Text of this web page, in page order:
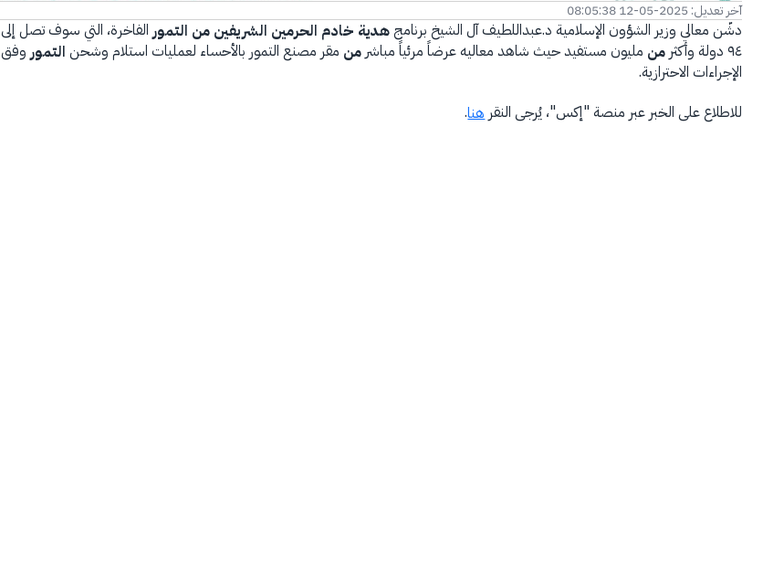
آخر تعديل: 2025-05-12 08:05:38
دشّن معالي وزير الشؤون الإسلامية د.عبداللطيف آل الشيخ برنامجهدية خادم الحرمين الشريفين من التمور الفاخرة، التي سوف تصل إلى
٩٤ دولة وأكثر
من مليون مستفيد حيث شاهد معاليه عرضاً مرئياً مباشرمن مقر مصنع التمور بالأحساء لعمليات استلام وشحن التمور وفق
الإجراءات الاحترازية.
للاطلاع على الخبر عبر منصة "إكس"، يُرجى النقر هنا.